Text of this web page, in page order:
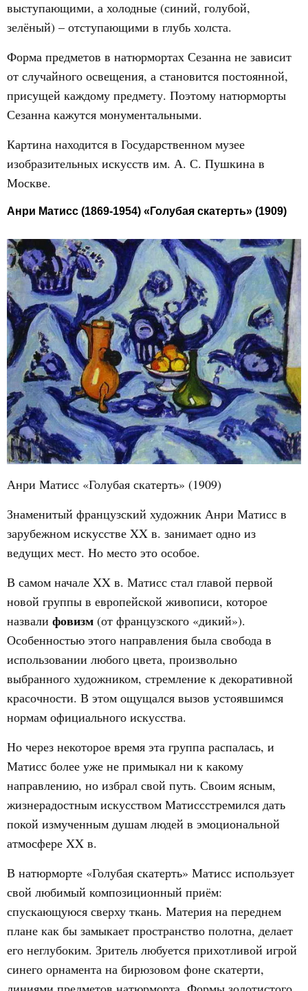
выступающими, а холодные (синий, голубой,
зелёный) – отступающими в глубь холста.
Форма предметов в натюрмортах Сезанна не зависит
от случайного освещения, а становится постоянной,
присущей каждому предмету. Поэтому натюрморты
Сезанна кажутся монументальными.
Картина находится в Государственном музее
изобразительных искусств им. А. С. Пушкина в
Москве.
Анри Матисс (1869-1954) «Голубая скатерть» (1909)
Анри Матисс «Голубая скатерть» (1909)
Знаменитый французский художник Анри Матисс в
зарубежном искусстве XX в. занимает одно из
ведущих мест. Но место это особое.
В самом начале XX в. Матисс стал главой первой
новой группы в европейской живописи, которое
назвали фовизм (от французского «дикий»).
Особенностью этого направления была свобода в
использовании любого цвета, произвольно
выбранного художником, стремление к декоративной
красочности. В этом ощущался вызов устоявшимся
нормам официального искусства.
Но через некоторое время эта группа распалась, и
Матисс более уже не примыкал ни к какому
направлению, но избрал свой путь. Своим ясным,
жизнерадостным искусством Матиссстремился дать
покой измученным душам людей в эмоциональной
атмосфере XX в.
В натюрморте «Голубая скатерть» Матисс использует
свой любимый композиционный приём:
спускающуюся сверху ткань. Материя на переднем
плане как бы замыкает пространство полотна, делает
его неглубоким. Зритель любуется прихотливой игрой
синего орнамента на бирюзовом фоне скатерти,